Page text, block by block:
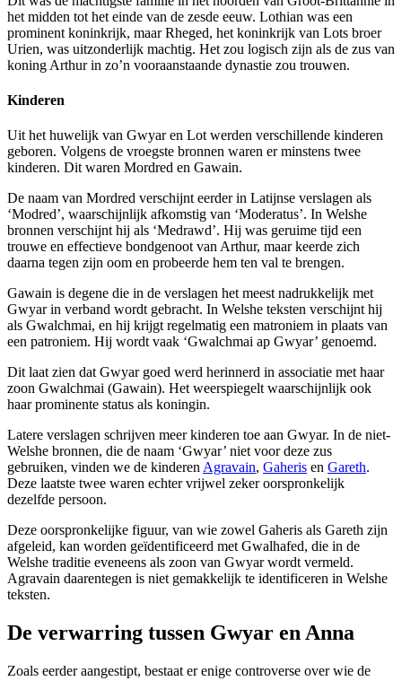
het midden tot het einde van de zesde eeuw. Lothian was een
prominent koninkrijk, maar Rheged, het koninkrijk van Lots broer
Urien, was uitzonderlijk machtig. Het zou logisch zijn als de zus van
koning Arthur in zo’n vooraanstaande dynastie zou trouwen.
Kinderen
Uit het huwelijk van Gwyar en Lot werden verschillende kinderen
geboren. Volgens de vroegste bronnen waren er minstens twee
kinderen. Dit waren Mordred en Gawain.
De naam van Mordred verschijnt eerder in Latijnse verslagen als
‘Modred’, waarschijnlijk afkomstig van ‘Moderatus’. In Welshe
bronnen verschijnt hij als ‘Medrawd’. Hij was geruime tijd een
trouwe en effectieve bondgenoot van Arthur, maar keerde zich
daarna tegen zijn oom en probeerde hem ten val te brengen.
Gawain is degene die in de verslagen het meest nadrukkelijk met
Gwyar in verband wordt gebracht. In Welshe teksten verschijnt hij
als Gwalchmai, en hij krijgt regelmatig een matroniem in plaats van
een patroniem. Hij wordt vaak ‘Gwalchmai ap Gwyar’ genoemd.
Dit laat zien dat Gwyar goed werd herinnerd in associatie met haar
zoon Gwalchmai (Gawain). Het weerspiegelt waarschijnlijk ook
haar prominente status als koningin.
Latere verslagen schrijven meer kinderen toe aan Gwyar. In de niet-
Welshe bronnen, die de naam ‘Gwyar’ niet voor deze zus
gebruiken, vinden we de kinderen Agravain, Gaheris en Gareth.
Deze laatste twee waren echter vrijwel zeker oorspronkelijk
dezelfde persoon.
Deze oorspronkelijke figuur, van wie zowel Gaheris als Gareth zijn
afgeleid, kan worden geïdentificeerd met Gwalhafed, die in de
Welshe traditie eveneens als zoon van Gwyar wordt vermeld.
Agravain daarentegen is niet gemakkelijk te identificeren in Welshe
teksten.
De verwarring tussen Gwyar en Anna
Zoals eerder aangestipt, bestaat er enige controverse over wie de